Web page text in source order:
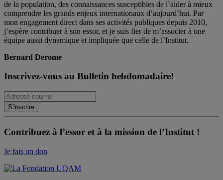
de la population, des connaissances susceptibles de l’aider à mieux
comprendre les grands enjeux internationaux d’aujourd’hui. Par
mon engagement direct dans ses activités publiques depuis 2010,
j’espère contribuer à son essor, et je suis fier de m’associer à une
équipe aussi dynamique et impliquée que celle de l’Institut.
Bernard Derome
Inscrivez-vous au Bulletin hebdomadaire!
Contribuez à l’essor et à la mission de l’Institut !
Je fais un don